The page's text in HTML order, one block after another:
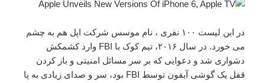
در این لیست ۱۰۰ نفری ، نام موسس شرکت اپل هم به چشم
می خورد. در سال ۲۰۱۶، تیم کوک با FBI وارد کشمکش
دشواری شد و دعوایی که بر سر مسائل امنیتی و باز کردن
قفل یک گوشی آیفون توسط FBI بود، سر و صدای زیادی به پا